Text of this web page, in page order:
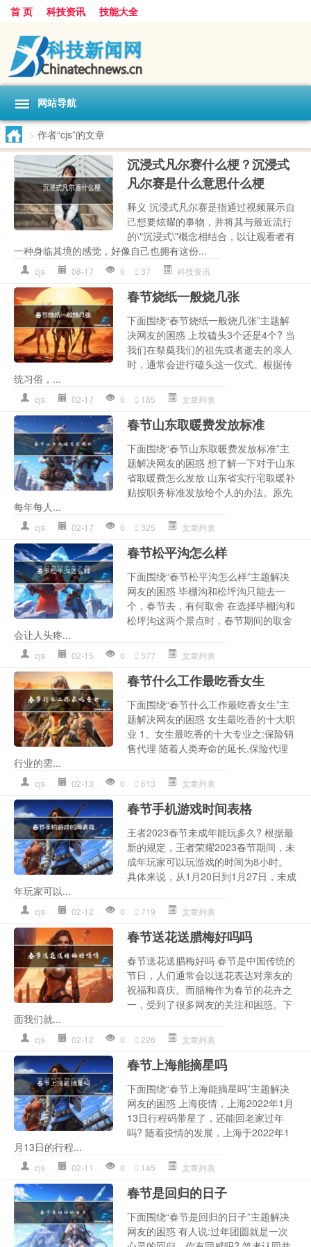
首 页 科技资讯 技能大全
网站导航
> 作者“cjs”的文章
沉浸式凡尔赛什么梗？沉浸式
凡尔赛是什么意思什么梗
释义 沉浸式凡尔赛是指通过视频展示自
己想要炫耀的事物，并将其与最近流行
的\"沉浸式\"概念相结合，以让观看者有
一种身临其境的感觉，好像自己也拥有这份...
cjs 08-17 0 37 科技资讯
春节烧纸一般烧几张
下面围绕“春节烧纸一般烧几张”主题解
决网友的困惑 上坟磕头3个还是4个? 当
我们在祭奠我们的祖先或者逝去的亲人
时，通常会进行磕头这一仪式。根据传
统习俗，...
cjs 02-17 0 185 文章列表
春节山东取暖费发放标准
下面围绕“春节山东取暖费发放标准”主
题解决网友的困惑 想了解一下对于山东
省取暖费怎么发放 山东省实行宅取暖补
贴按职务标准发放给个人的办法。原先
每年每人...
cjs 02-17 0 325 文章列表
春节松平沟怎么样
下面围绕“春节松平沟怎么样”主题解决
网友的困惑 毕棚沟和松坪沟只能去一
个，春节去，有何取舍 在选择毕棚沟和
松坪沟这两个景点时，春节期间的取舍
会让人头疼...
cjs 02-15 0 577 文章列表
春节什么工作最吃香女生
下面围绕“春节什么工作最吃香女生”主
题解决网友的困惑 女生最吃香的十大职
业 1、女生最吃香的十大专业之:保险销
售代理 随着人类寿命的延长,保险代理
行业的需...
cjs 02-13 0 613 文章列表
春节手机游戏时间表格
王者2023春节未成年能玩多久? 根据最
新的规定，王者荣耀2023春节期间，未
成年玩家可以玩游戏的时间为8小时。
具体来说，从1月20日到1月27日，未成
年玩家可以...
cjs 02-12 0 719 文章列表
春节送花送腊梅好吗吗
春节送花送腊梅好吗 春节是中国传统的
节日，人们通常会以送花表达对亲友的
祝福和喜庆。而腊梅作为春节的花卉之
一，受到了很多网友的关注和困惑。下
面我们就...
cjs 02-12 0 226 文章列表
春节上海能摘星吗
下面围绕“春节上海能摘星吗”主题解决
网友的困惑 上海疫情，上海2022年1月
13日行程码带星了，还能回老家过年
吗? 随着疫情的发展，上海于2022年1
月13日的行程...
cjs 02-11 0 145 文章列表
春节是回归的日子
下面围绕“春节是回归的日子”主题解决
网友的困惑 有人说:过年团圆就是一次